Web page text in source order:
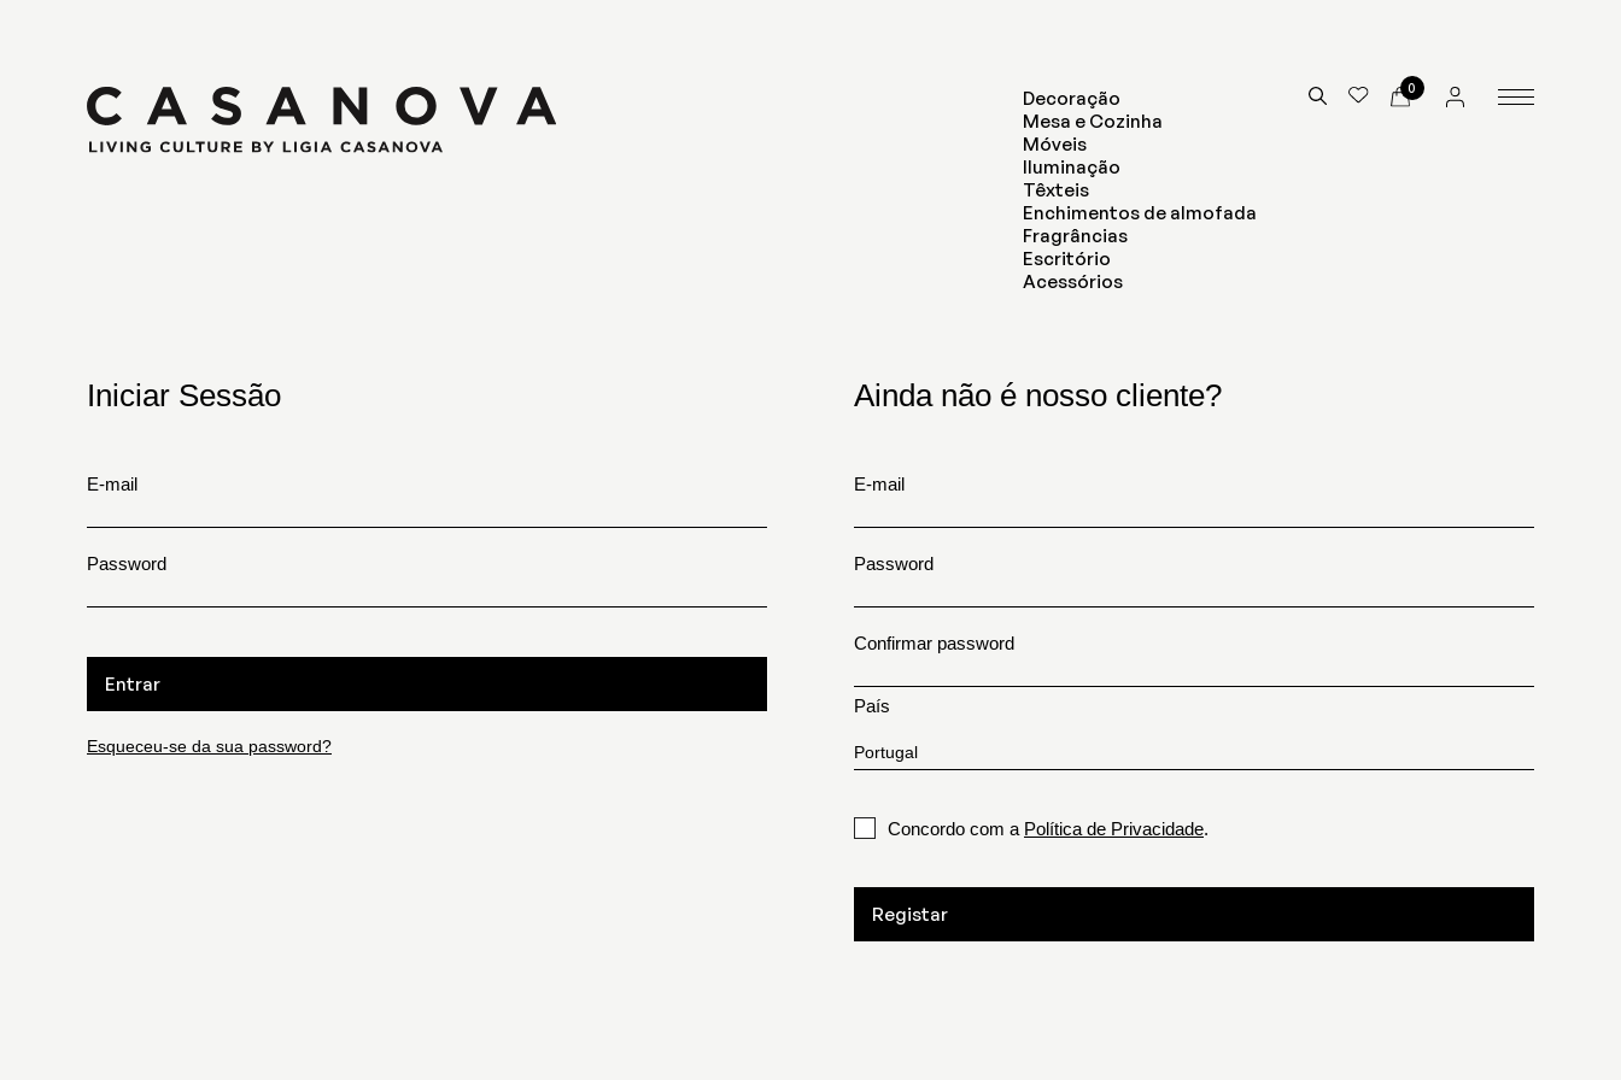
Decoração
Mesa e Cozinha
Móveis
Iluminação
Têxteis
Enchimentos de almofada
Fragrâncias
Escritório
Acessórios
0
Iniciar Sessão
E-mail
Password
Entrar
Esqueceu-se da sua password?
Ainda não é nosso cliente?
E-mail
Password
Confirmar password
País
Concordo com a Política de Privacidade.
Registar